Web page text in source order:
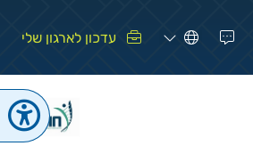
עדכון לארגון שלי